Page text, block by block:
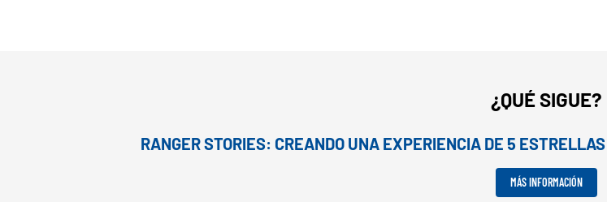
¿QUÉ SIGUE?
RANGER STORIES: CREANDO UNA EXPERIENCIA DE 5
MÁS INFORMACIÓN